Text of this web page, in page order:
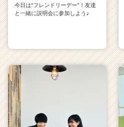
今日は“フレンドリーデー”！友達
と一緒に説明会に参加しよう♪